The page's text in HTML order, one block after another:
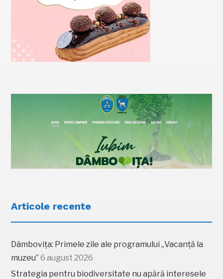
Articole recente
Dâmbovița: Primele zile ale programului „Vacanță la
muzeu” 6 august 2026
Strategia pentru biodiversitate nu apără interesele